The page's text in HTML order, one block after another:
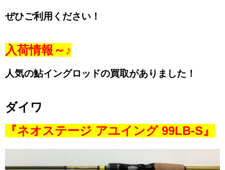
ぜひご利用ください！
入荷情報～♪
人気の鮎イングロッドの買取がありました！
ダイワ
『ネオステージ アユイング 99LB-S』